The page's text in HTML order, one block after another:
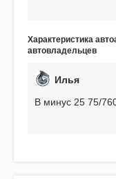
использования
EFB 75. Судя по
превосходит
Характеристика
автовладельцев
Илья
В минус 25 75/